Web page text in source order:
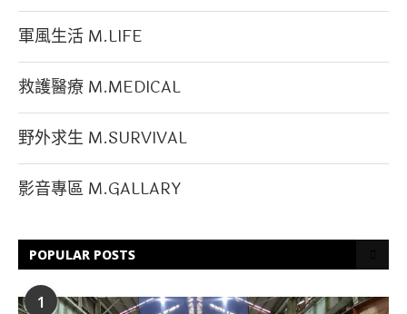
軍風生活 M.LIFE
救護醫療 M.MEDICAL
野外求生 M.SURVIVAL
影音專區 M.GALLARY
POPULAR POSTS
1